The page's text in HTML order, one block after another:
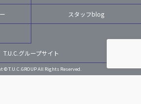
スタッフblog
T.U.C.グループサイト
© T.U.C.GROUP All Rights Reserved.